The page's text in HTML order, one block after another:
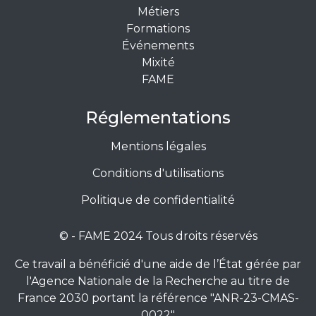
Métiers
Formations
Événements
Mixité
FAME
Réglementations
Mentions légales
Conditions d'utilisations
Politique de confidentialité
© - FAME 2024 Tous droits réservés
Ce travail a bénéficié d'une aide de l’État gérée par
l'Agence Nationale de la Recherche au titre de
France 2030 portant la référence "ANR-23-CMAS-